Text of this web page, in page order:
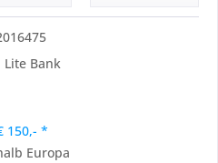
Bank
150,- *
Europa